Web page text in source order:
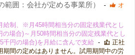
囲：会社が定める事業所）
-
オ
制、※月45時間相当分の固定残業代とし
場合)～月50時間相当分の固定残業代とし
千円の場合)を月給に含んで支給 -
正社
間の定めはありません。試用期間中の労